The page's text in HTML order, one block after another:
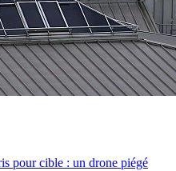
pour cible : un drone piégé